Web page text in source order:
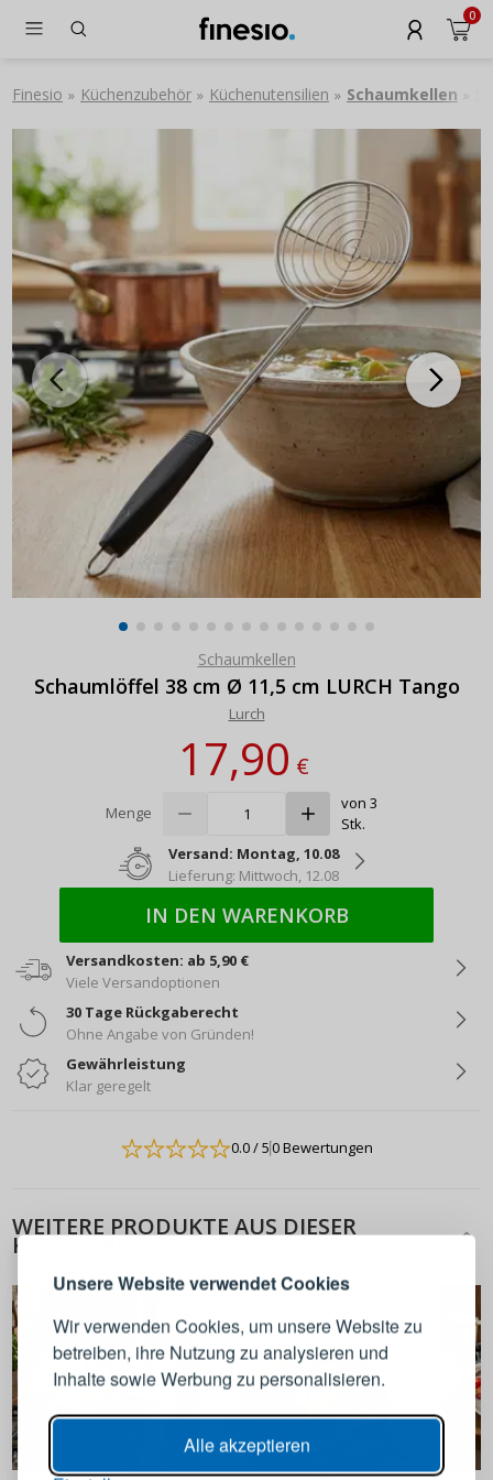
Unsere Website verwendet Cookies
Wir verwenden Cookies, um unsere Website zu
betreiben, ihre Nutzung zu analysieren und
Inhalte sowie Werbung zu personalisieren.
Alle akzeptieren
0
Finesio » Küchenzubehör » Küchenutensilien » Schaumkellen »
Schaumkellen
Schaumlöffel 38 cm Ø 11,5 cm LURCH Tango
Lurch
17,90€
Menge
von 3
Stk.
Versand: Montag, 10.08
Lieferung: Mittwoch, 12.08
IN DEN WARENKORB
Versandkosten: ab 5,90 €
Viele Versandoptionen
30 Tage Rückgaberecht
Ohne Angabe von Gründen!
Gewährleistung
Klar geregelt
0.0/ 50 Bewertungen
WEITERE PRODUKTE AUS DIESER
KATEGORIE
Melden Sie sich bei Ihrem
E-Mail-Adresse